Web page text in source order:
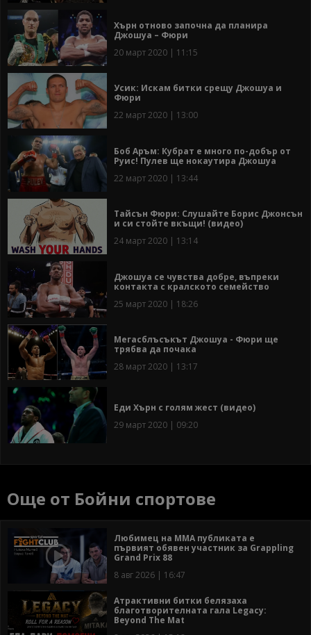
Хърн отново започна да планира
Джошуа – Фюри
20 март 2020 | 11:15
Усик: Искам битки срещу Джошуа и
Фюри
22 март 2020 | 13:00
Боб Аръм: Кубрат е много по-добър от
Руис! Пулев ще нокаутира Джошуа
22 март 2020 | 13:44
Тайсън Фюри: Слушайте Борис Джонсън
и си стойте вкъщи! (видео)
24 март 2020 | 13:14
Джошуа се чувства добре, въпреки
контакта с кралското семейство
25 март 2020 | 18:26
Мегасблъсъкът Джошуа - Фюри ще
трябва да почака
28 март 2020 | 13:17
Еди Хърн с голям жест (видео)
29 март 2020 | 09:20
Още от Бойни спортове
Любимец на ММА публиката е
първият обявен участник за Grappling
Grand Prix 88
8 авг 2026 | 16:47
Атрактивни битки белязаха
благотворителната гала Legacy:
Beyond The Mat